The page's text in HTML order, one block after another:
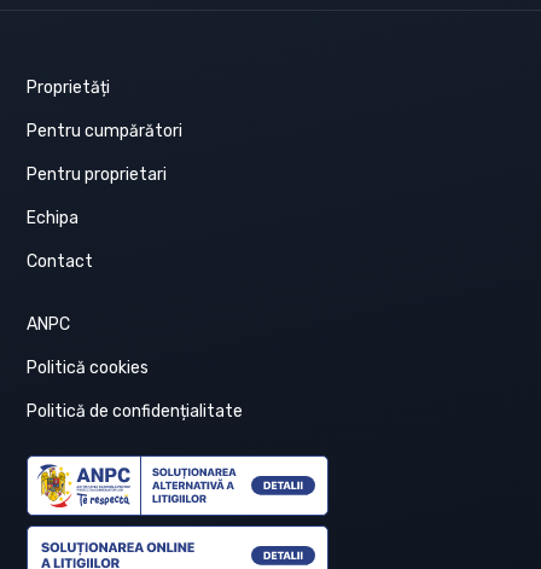
Proprietăți
Pentru cumpărători
Pentru proprietari
Echipa
Contact
ANPC
Politică cookies
Politică de confidențialitate